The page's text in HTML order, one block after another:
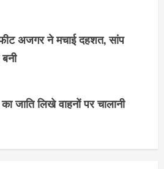
अजगर ने मचाई दहशत, सांप
जाति लिखे वाहनों पर चालानी